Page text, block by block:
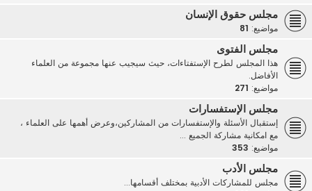
مجلس حقوق الإنسان
مواضيع: 81
مجلس الفتوى
هذا المجلس لطرح الإستفتاءات، حيث سيجيب عنها مجموعة من العلماء
الأفاضل.
مواضيع: 271
مجلس الإستفسارات
إستقبال الأسئلة والإستفسارات من المشاركين،وعرض أهمها على العلماء ،
مع امكانية مشاركة الجميع ...
مواضيع: 353
مجلس الأدب
مجلس للمشاركات الأدبية بمختلف أقسامها...